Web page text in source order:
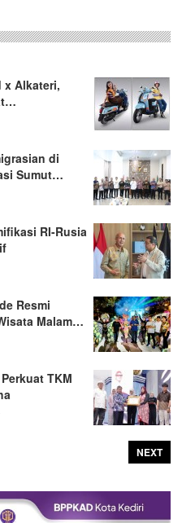
x Alkateri,
di
Sumut…
RI-Rusia
Resmi
Malam…
TKM
NEXT